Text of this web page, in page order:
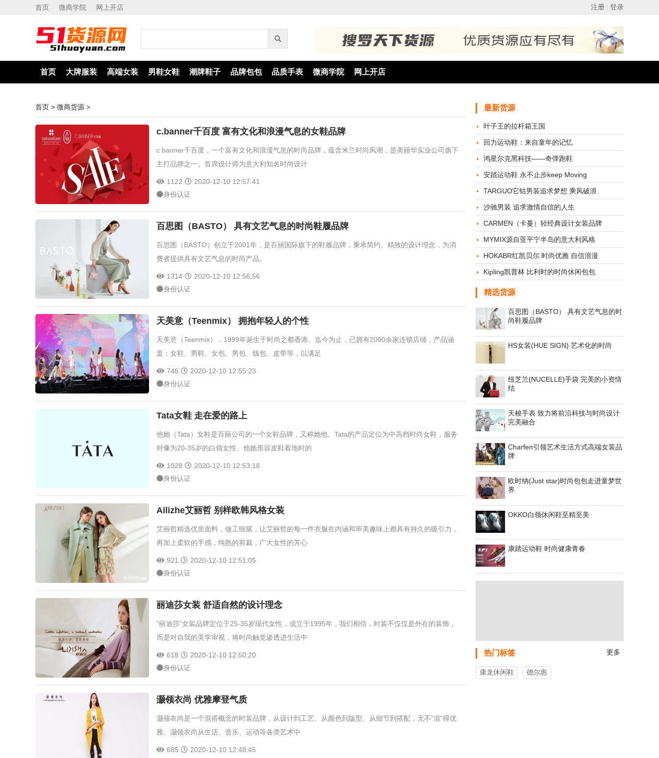
首页 微商学院 网上开店
货源网
首页 大牌服装 高端女装 男鞋女鞋 潮牌鞋子 品牌包包 品质手表 微商学院 网上开店
首页 > 微商货源 >
c.banner千百度 富有文化和浪漫气息的女鞋品牌
c banner千百度，一个富有文化和浪漫气息的时尚品牌，蕴含米兰时尚风潮，是美丽华实业公司旗下
主打品牌之一。首席设计师为意大利知名时尚设计
1122
2020-12-10 12:57:41
身份认证
百思图（BASTO） 具有文艺气息的时尚鞋履品牌
百思图（BASTO）创立于2001年，是百丽国际旗下的鞋履品牌，秉承简约、精致的设计理念，为消
费者提供具有文艺气息的时尚产品。
1314
2020-12-10 12:56:56
身份认证
天美意（Teenmix） 拥抱年轻人的个性
天美意（Teenmix），1999年诞生于时尚之都香港。迄今为止，已拥有2000余家连锁店铺，产品涵
盖：女鞋、男鞋、女包、男包、钱包、皮带等，以满足
746
2020-12-10 12:55:23
身份认证
Tata女鞋 走在爱的路上
他她（Tata）女鞋是百丽公司的一个女鞋品牌，又称她他。Tata的产品定位为中高档时尚女鞋，服务
对像为20-35岁的白领女性。他她形容皮鞋着地时的
1028
2020-12-10 12:53:18
身份认证
Ailizhe艾丽哲 别样欧韩风格女装
艾丽哲精选优质面料，做工细腻，让艾丽哲的每一件衣服在内涵和审美趣味上都具有持久的吸引力，
再加上柔软的手感，纯熟的剪裁，广大女性的芳心
921
2020-12-10 12:51:05
身份认证
丽迪莎女装 舒适自然的设计理念
“丽迪莎”女装品牌定位于25-35岁现代女性，成立于1995年，我们相信，时装不仅仅是外在的装饰，
而是对自我的美学审视，将时尚触觉渗透进生活中
618
2020-12-10 12:50:20
身份认证
灏领衣尚 优雅摩登气质
灏领衣尚是一个混搭概念的时装品牌，从设计到工艺、从颜色到版型、从细节到搭配，无不“混”得优
雅。灏领衣尚从生活、音乐、运动等各类艺术中
685
2020-12-10 12:48:45
最新货源
叶子王的拉杆箱王国
回力运动鞋：来自童年的记忆
鸿星尔克黑科技——奇弹跑鞋
安踏运动鞋 永不止步keep Moving
TARGUO它钴男装追求梦想 乘风破浪
沙驰男装 追求激情自信的人生
CARMEN（卡蔓）轻经典设计女装品牌
MYMIX源自亚平宁半岛的意大利风格
HOKABR红凯贝尔 时尚优雅 自信浪漫
Kipling凯普林 比利时的时尚休闲包包
精选货源
百思图（BASTO） 具有文艺气息的时
尚鞋履品牌
HS女装(HUE SIGN) 艺术化的时尚
纽芝兰(NUCELLE)手袋 完美的小资情
结
天梭手表 致力将前沿科技与时尚设计
完美融合
Charfen引领艺术生活方式高端女装品
牌
欧时纳(Just star)时尚包包走进童梦世
界
OKKO白领休闲鞋至精至美
康踏运动鞋 时尚健康青春
热门标签 更多
康龙休闲鞋 德尔惠